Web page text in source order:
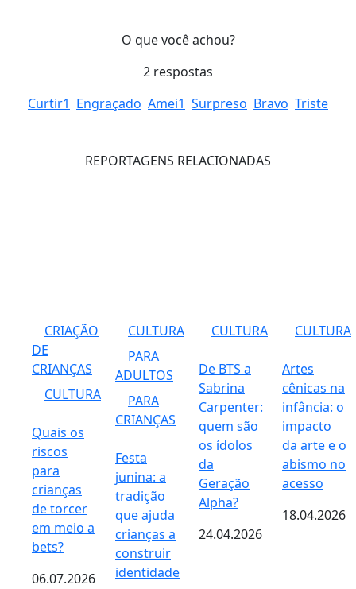
O que você achou?
2 respostas
Curtir1 Engraçado Amei1 Surpreso Bravo Triste
REPORTAGENS RELACIONADAS
CRIAÇÃO
DE
CRIANÇAS
CULTURA
Quais os
riscos
para
crianças
de torcer
em meio a
bets?
06.07.2026
CULTURA
PARA
ADULTOS
PARA
CRIANÇAS
Festa
junina: a
tradição
que ajuda
crianças a
construir
identidade
CULTURA
De BTS a
Sabrina
Carpenter:
quem são
os ídolos
da
Geração
Alpha?
24.04.2026
CULTURA
Artes
cênicas na
infância: o
impacto
da arte e o
abismo no
acesso
18.04.2026